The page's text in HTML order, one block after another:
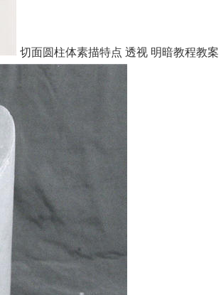
切面圆柱体素描特点 透视 明暗教程教案